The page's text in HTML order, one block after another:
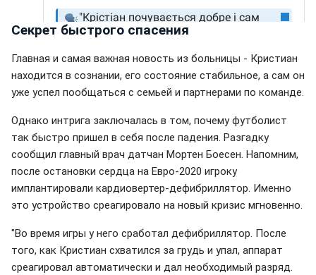
Секрет быстрого спасения
Главная и самая важная новость из больницы - Кристиан
находится в сознании, его состояние стабильное, а сам он
уже успел пообщаться с семьей и партнерами по команде.
Однако интрига заключалась в том, почему футболист
так быстро пришел в себя после падения. Разгадку
сообщил главный врач датчан Мортен Боесен. Напомним,
после остановки сердца на Евро-2020 игроку
имплантировали кардиовертер-дефибриллятор. Именно
это устройство среагировало на новый кризис мгновенно.
"Во время игры у него сработал дефибриллятор. После
того, как Кристиан схватился за грудь и упал, аппарат
среагировал автоматически и дал необходимый разряд.